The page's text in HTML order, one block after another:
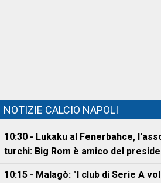
NOTIZIE CALCIO NAPOLI
10:30 - Lukaku al Fenerbahce,
turchi: Big Rom è amico del
10:15 - Malagò: "I club di Serie A